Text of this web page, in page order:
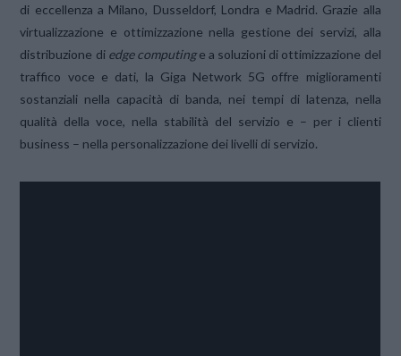
di eccellenza a Milano, Dusseldorf, Londra e Madrid. Grazie alla
virtualizzazione e ottimizzazione nella gestione dei servizi, alla
distribuzione di edge computinge a soluzioni di ottimizzazione del
traffico voce e dati, la Giga Network 5G offre miglioramenti
sostanziali nella capacità di banda, nei tempi di latenza, nella
qualità della voce, nella stabilità del servizio e – per i clienti
business – nella personalizzazione dei livelli di servizio.